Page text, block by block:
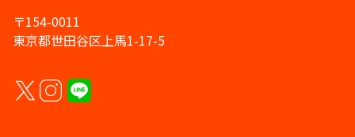
〒154-0011
東京都世田谷区上馬1-17-5